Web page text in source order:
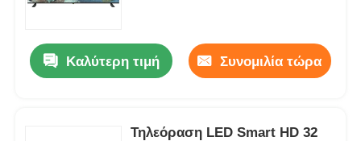
Καλύτερη τιμή Συνομιλία τώρα
Τηλεόραση LED Smart HD 32